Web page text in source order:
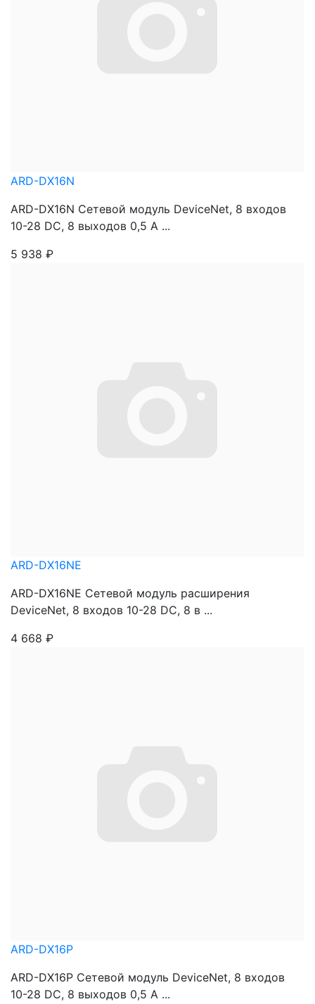
ARD-DX16N
ARD-DX16N Сетевой модуль DeviceNet, 8 входов
10-28 DC, 8 выходов 0,5 A ...
5 938 ₽
ARD-DX16NE
ARD-DX16NE Сетевой модуль расширения
DeviceNet, 8 входов 10-28 DC, 8 в ...
4 668 ₽
ARD-DX16P
ARD-DX16P Сетевой модуль DeviceNet, 8 входов
10-28 DC, 8 выходов 0,5 A ...